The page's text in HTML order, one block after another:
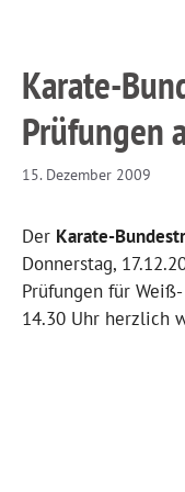
Karate-
Prüfungen
15. Dezember 2009
Der Karate-
Donnerstag,
Prüfungen für
14.30 Uhr herzlich